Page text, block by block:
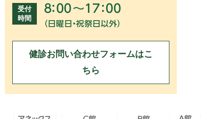
受付
時間
健診お問い合わせフォームはこ
ちら